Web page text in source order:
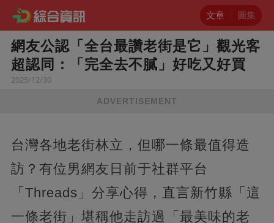
文章 圖集
網友公認「全台最讚老街是它」觀光客
超認同：「完全去不膩」好吃又好買
2025/12/30
ADVERTISEMENT
台灣各地老街林立，但哪一條最值得造
訪？有位男網友日前于社群平台
「Threads」分享心得，直言新竹縣「這
一條老街」堪稱他走訪過「最美味的老